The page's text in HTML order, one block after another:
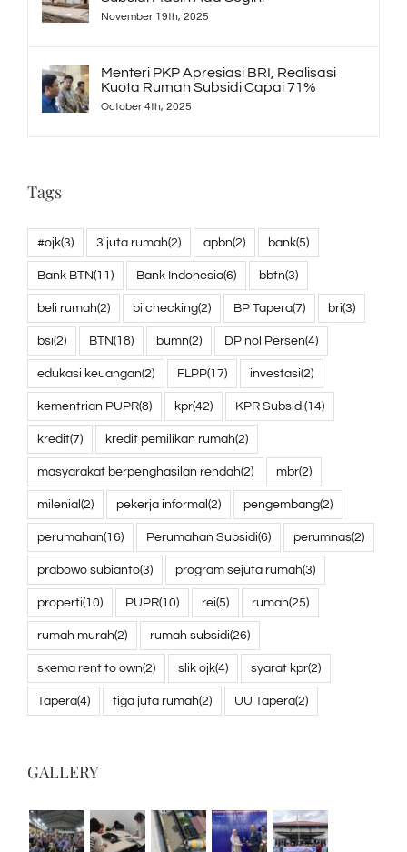
November 19th, 2025
Menteri PKP Apresiasi BRI, Realisasi
Kuota Rumah Subsidi Capai 71%
October 4th, 2025
Tags
#ojk(3) 3 juta rumah(2) apbn(2) bank(5)
Bank BTN(11) Bank Indonesia(6) bbtn(3)
beli rumah(2) bi checking(2) BP Tapera(7) bri(3)
bsi(2) BTN(18) bumn(2) DP nol Persen(4)
edukasi keuangan(2) FLPP(17) investasi(2)
kementrian PUPR(8) kpr(42) KPR Subsidi(14)
kredit(7) kredit pemilikan rumah(2)
masyarakat berpenghasilan rendah(2) mbr(2)
milenial (2) pekerja informal (2) pengembang(2)
perumahan(16) Perumahan Subsidi(6) perumnas(2)
prabowo subianto(3) program sejuta rumah(3)
properti(10) PUPR(10) rei(5) rumah(25)
rumah murah(2) rumah subsidi(26)
skema rent to own(2) slik ojk(4) syarat kpr(2)
Tapera(4) tiga juta rumah(2) UU Tapera(2)
GALLERY